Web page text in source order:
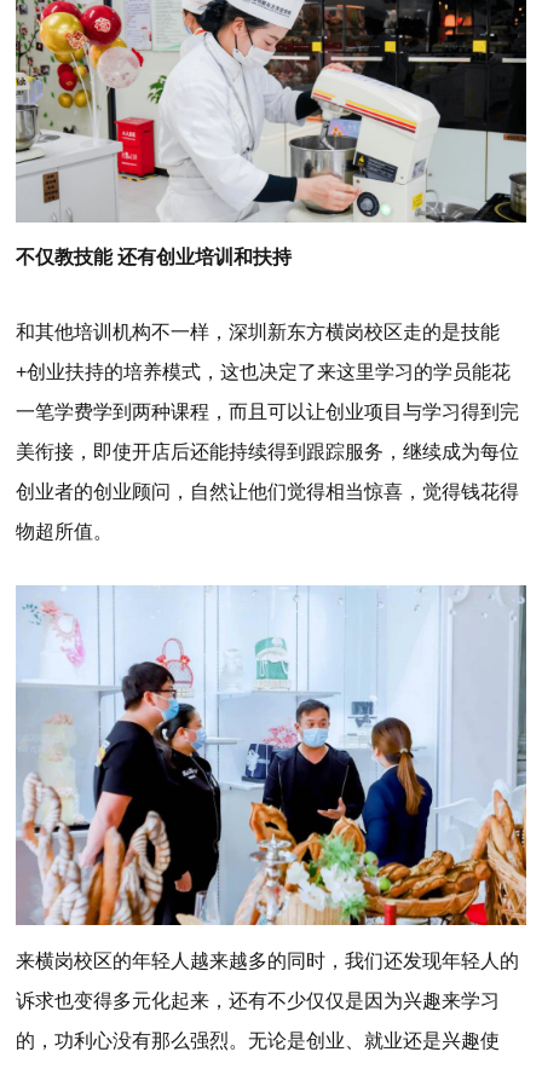
不仅教技能 还有创业培训和扶持
和其他培训机构不一样，深圳新东方横岗校区走的是技能
+创业扶持的培养模式，这也决定了来这里学习的学员能花
一笔学费学到两种课程，而且可以让创业项目与学习得到完
美衔接，即使开店后还能持续得到跟踪服务，继续成为每位
创业者的创业顾问，自然让他们觉得相当惊喜，觉得钱花得
物超所值。
来横岗校区的年轻人越来越多的同时，我们还发现年轻人的
诉求也变得多元化起来，还有不少仅仅是因为兴趣来学习
的，功利心没有那么强烈。无论是创业、就业还是兴趣使